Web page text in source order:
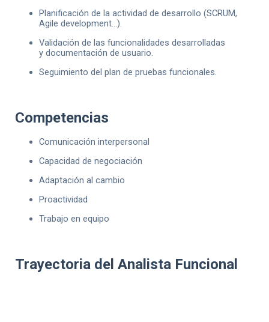
Planificación de la actividad de desarrollo (SCRUM,
Agile development…).
Validación de las funcionalidades desarrolladas
y documentación de usuario.
Seguimiento del plan de pruebas funcionales.
Competencias
Comunicación interpersonal
Capacidad de negociación
Adaptación al cambio
Proactividad
Trabajo en equipo
Trayectoria del Analista Funcional